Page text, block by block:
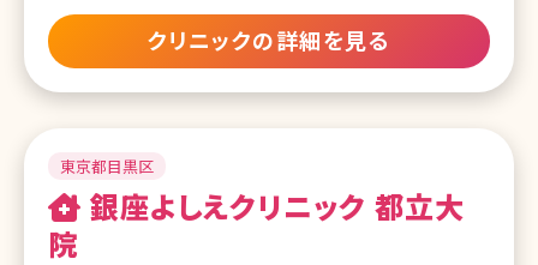
湘南美容クリニック いわき院
湘南美容クリニック 水戸院
湘南美容クリニック 高崎院
湘南美容クリニック 大宮東口院
湘南美容クリニック 奈良院
湘南美容クリニック 倉敷院
湘南美容クリニック 広島院
湘南美容クリニック 福山院
湘南美容クリニック 高松院
クリニックの詳細を見る
東京都目黒区
銀座よしえクリニック 都立大
院